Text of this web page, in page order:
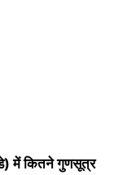
में कितने गुणसूत्र